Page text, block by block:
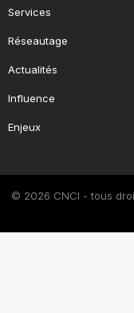
Services
Réseautage
Actualités
Influence
Enjeux
© 2026 CNCI - tous